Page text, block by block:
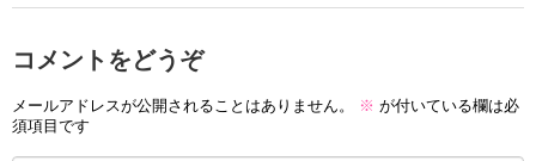
コメントをどうぞ
メールアドレスが公開されることはありません。 ※ が付いている欄は必
須項目です